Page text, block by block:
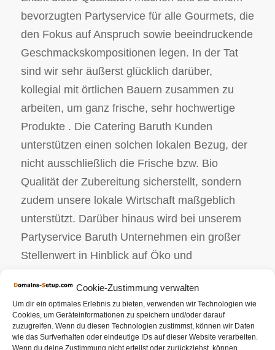
Cookie-Zustimmung verwalten
Um dir ein optimales Erlebnis zu bieten, verwenden wir Technologien wie
Cookies, um Geräteinformationen zu speichern und/oder darauf
zuzugreifen. Wenn du diesen Technologien zustimmst, können wir Daten
wie das Surfverhalten oder eindeutige IDs auf dieser Website verarbeiten.
Wenn du deine Zustimmung nicht erteilst oder zurückziehst, können
bevorzugten Partyservice für alle Gourmets, die
den Fokus auf Anspruch sowie beeindruckende
Geschmackskompositionen legen. In der Tat
sind wir sehr äußerst glücklich darüber,
kollegial mit örtlichen Bauern zusammen zu
arbeiten, um ganz frische, sehr hochwertige
Produkte . Die Catering Baruth Kunden
unterstützen einen solchen lokalen Bezug, der
nicht ausschließlich die Frische bzw. Bio
Qualität der Zubereitung sicherstellt, sondern
zudem unsere lokale Wirtschaft maßgeblich
unterstützt. Darüber hinaus wird bei unserem
Partyservice Baruth Unternehmen ein großer
Stellenwert in Hinblick auf Öko und
sind sorgfältig überprüft und sind von soliden
Erzeugern. Wir als Ihr Partyservice planen und
begleiten das bevorstehende Geschehnis.
Egal, ob es sich dabei um Ihr